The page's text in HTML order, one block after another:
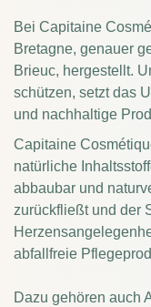
Bei Capitaine
Bretagne, genauer
Brieuc, hergestellt.
schützen, setzt das
und nachhaltige
Capitaine
natürliche
abbaubar und
zurückfließt und der
abfallfreie
Dazu gehören auch